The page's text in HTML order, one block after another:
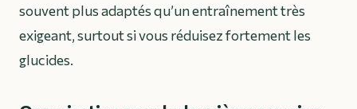
souvent plus adaptés qu’un entraînement très
exigeant, surtout si vous réduisez fortement les
glucides.